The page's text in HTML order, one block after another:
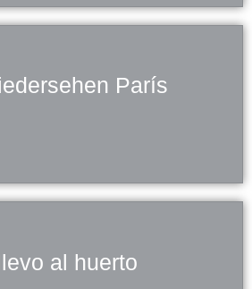
París
al huerto